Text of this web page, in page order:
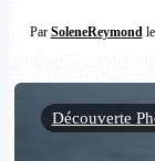
Par SoleneReymondle
Découverte